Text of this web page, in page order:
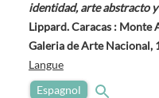
identidad, arte abstracto
Lippard. Caracas : Monte
Galeria de Arte Nacional,
Langue
Espagnol